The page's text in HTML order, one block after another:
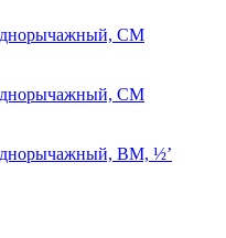
СМ
СМ
ВМ, ½’